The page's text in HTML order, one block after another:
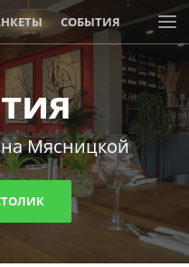
СОБЫТИЯ
Мясницкой